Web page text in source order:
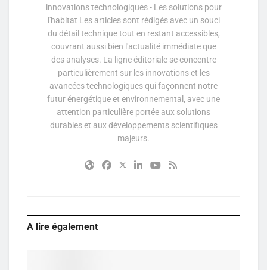
innovations technologiques - Les solutions pour
l'habitat Les articles sont rédigés avec un souci
du détail technique tout en restant accessibles,
couvrant aussi bien l'actualité immédiate que
des analyses. La ligne éditoriale se concentre
particulièrement sur les innovations et les
avancées technologiques qui façonnent notre
futur énergétique et environnemental, avec une
attention particulière portée aux solutions
durables et aux développements scientifiques
majeurs.
A lire également